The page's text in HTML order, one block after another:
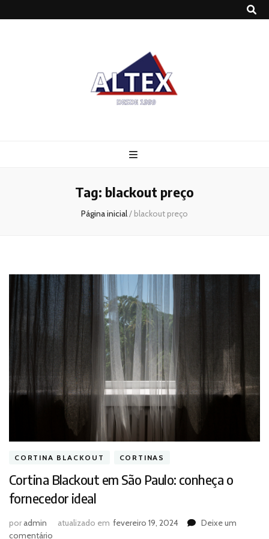
Tag: blackout preço
Página inicial/ blackout preço
CORTINA BLACKOUT CORTINAS
Cortina Blackout em São Paulo: conheça o
fornecedor ideal
poradmin atualizado em fevereiro 19, 2024
Deixe um
comentário